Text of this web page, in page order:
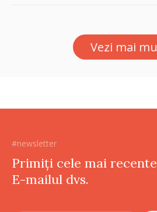
Vezi mai
#newsletter
Primiți cele mai
E-mailul dvs.